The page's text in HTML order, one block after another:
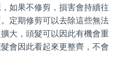
如果不修剪，損害會持續往
定期修剪可以去除這些無法
大，頭髮可以因此有機會重
會因此看起來更整齊，不會